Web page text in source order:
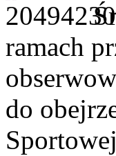
ramach
do